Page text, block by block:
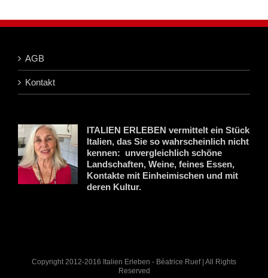
AGB
Kontakt
ITALIEN ERLEBEN vermittelt ein Stück
Italien, das Sie so wahrscheinlich nicht
kennen: unvergleichlich schöne
Landschaften, Weine, feines Essen,
Kontakte mit Einheimischen und mit
deren Kultur.
Copyright 2012-2016 Italien Erleben - Béatrice Ruef | All Rights
Reserved